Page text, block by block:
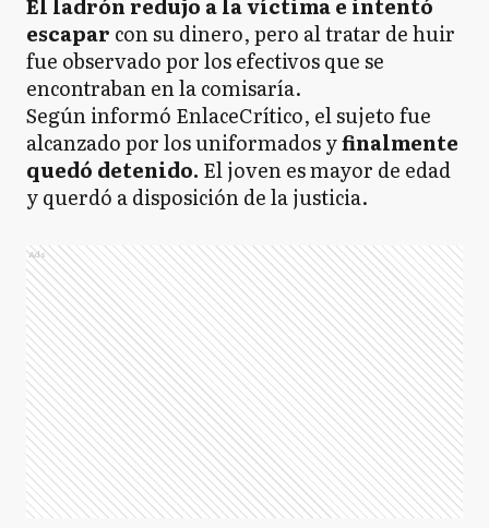
El ladrón redujo a la víctima e intentó
escapar con su dinero, pero al tratar de huir
fue observado por los efectivos que se
encontraban en la comisaría.
Según informó EnlaceCrítico, el sujeto fue
alcanzado por los uniformados yfinalmente
quedó detenido. El joven es mayor de edad
y querdó a disposición de la justicia.
Ads